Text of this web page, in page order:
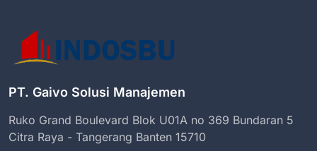
PT. Gaivo Solusi Manajemen
Ruko Grand Boulevard Blok U01A no 369 Bundaran 5
Citra Raya - Tangerang Banten 15710